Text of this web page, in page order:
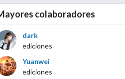
colaboradores
dark
ediciones
Yuanwei
ediciones